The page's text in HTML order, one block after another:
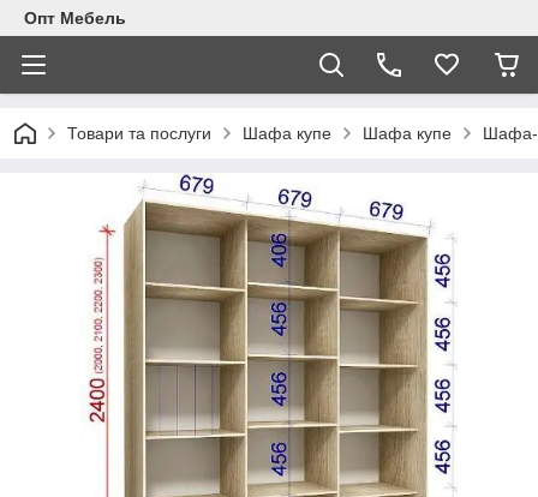
Опт Мебель
Товари та послуги Шафа купе Шафа купе Шафа-